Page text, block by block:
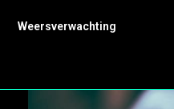
Weersverwachting